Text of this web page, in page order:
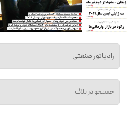
رادیاتور صنعتی